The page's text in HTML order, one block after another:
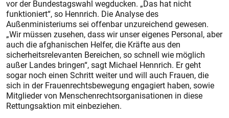
vor der Bundestagswahl wegducken. „Das hat nicht
funktioniert“, so Hennrich. Die Analyse des
Außenministeriums sei offenbar unzureichend gewesen.
„Wir müssen zusehen, dass wir unser eigenes Personal, aber
auch die afghanischen Helfer, die Kräfte aus den
sicherheitsrelevanten Bereichen, so schnell wie möglich
außer Landes bringen“, sagt Michael Hennrich. Er geht
sogar noch einen Schritt weiter und will auch Frauen, die
sich in der Frauenrechtsbewegung engagiert haben, sowie
Mitglieder von Menschenrechtsorganisationen in diese
Rettungsaktion mit einbeziehen.